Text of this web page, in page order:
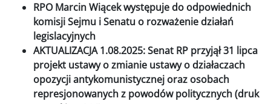
RPO Marcin Wiącek występuje do odpowiednich
komisji Sejmu i Senatu o rozważenie działań
legislacyjnych
AKTUALIZACJA 1.08.2025: Senat RP przyjął 31 lipca
projekt ustawy o zmianie ustawy o działaczach
opozycji antykomunistycznej oraz osobach
represjonowanych z powodów politycznych (druk